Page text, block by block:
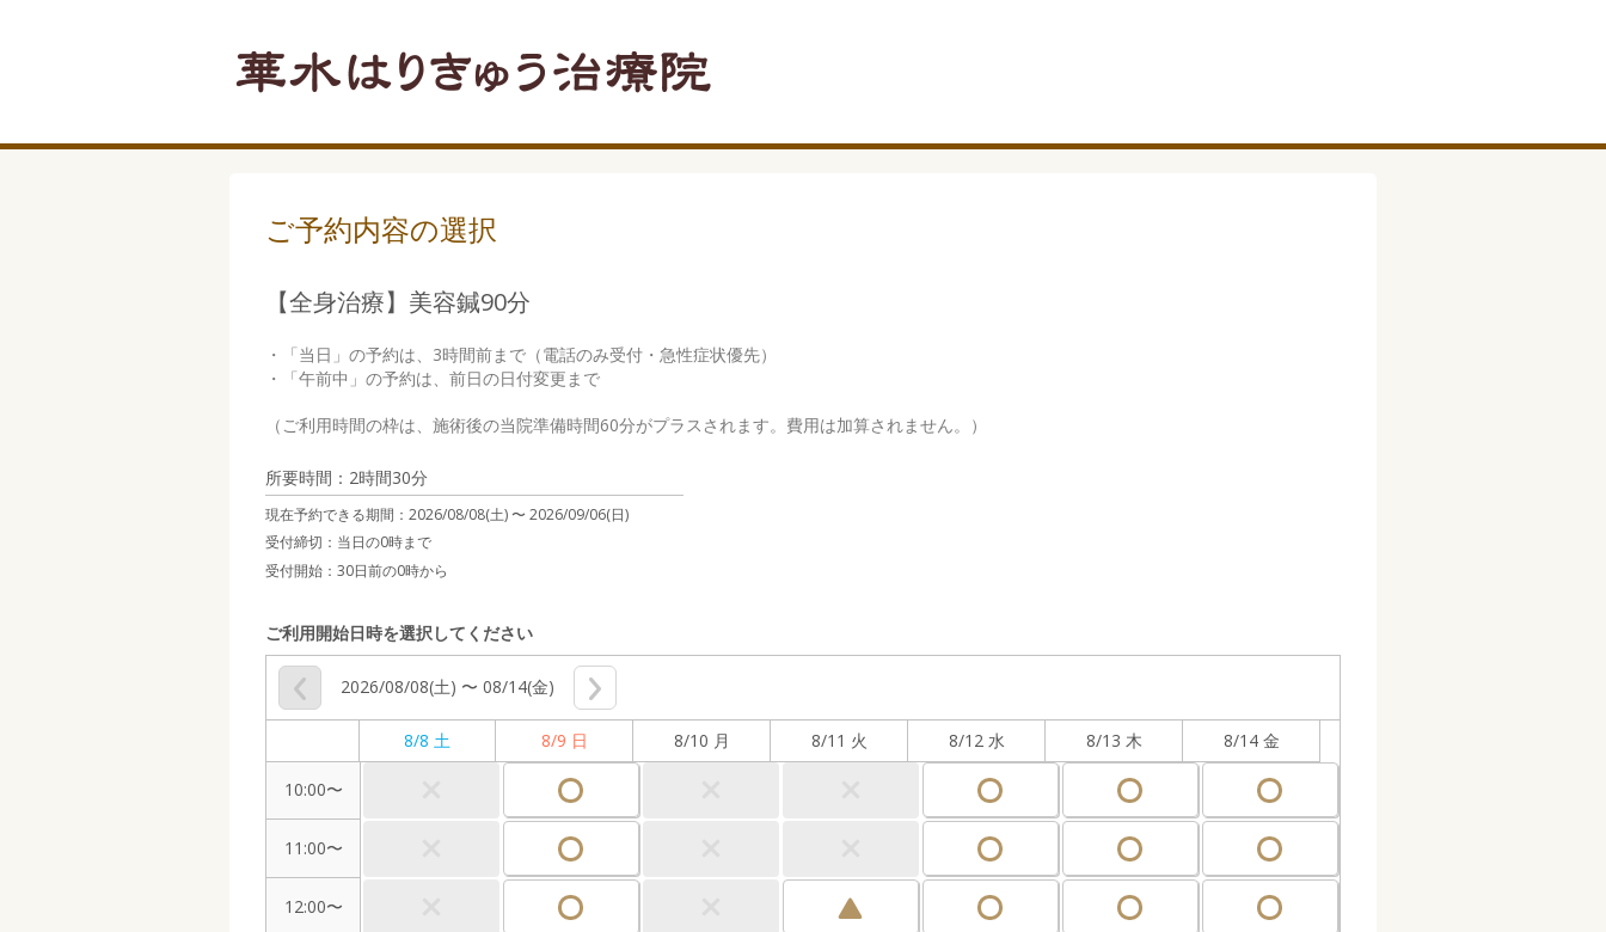
ご予約内容の選択
【全身治療】美容鍼90分
・「当日」の予約は、3時間前まで（電話のみ受付・急性症状優先）
・「午前中」の予約は、前日の日付変更まで
（ご利用時間の枠は、施術後の当院準備時間60分がプラスされます。費用は加算されません。）
所要時間：2時間30分
現在予約できる期間： 2026/08/08(土) 〜2026/09/06(日)
受付締切： 当日の0時まで
受付開始： 30日前の0時から
ご利用開始日時を選択してください
2026/08/08(土) 〜 08/14(金)
8/8 土 8/9 日 8/10 月 8/11 火 8/12 水 8/13 木 8/14 金
10:00〜
11:00〜
12:00〜